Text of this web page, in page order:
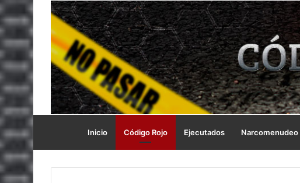
Inicio Código Rojo Ejecutados Narcomenudeo